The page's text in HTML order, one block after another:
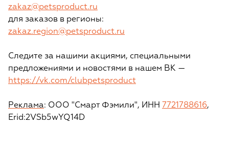
zakaz@petsproduct.ru
для заказов в регионы:
zakaz.region@petsproduct.ru
Следите за нашими акциями, специальными
предложениями и новостями в нашем ВК —
https://vk.com/clubpetsproduct
Реклама: ООО "Смарт Фэмили", ИНН 7721788616,
Erid:2VSb5wYQ14D